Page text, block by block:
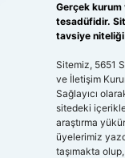
Gerçek
tesadüfidir.
tavsiye niteliği
Sitemiz, 5651
ve İletişim
Sağlayıcı
sitedeki
araştırma
üyelerimiz
taşımakta